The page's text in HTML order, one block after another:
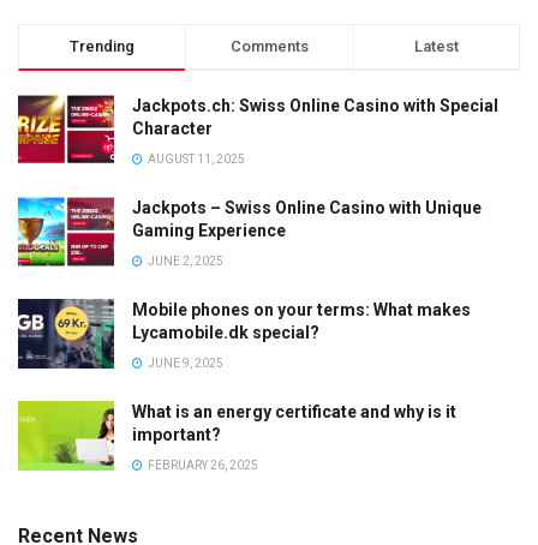
Trending Comments Latest
Jackpots.ch: Swiss Online Casino with Special
Character
AUGUST 11, 2025
Jackpots – Swiss Online Casino with Unique
Gaming Experience
JUNE 2, 2025
Mobile phones on your terms: What makes
Lycamobile.dk special?
JUNE 9, 2025
What is an energy certificate and why is it
important?
FEBRUARY 26, 2025
Recent News